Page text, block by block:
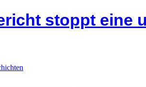
stoppt eine